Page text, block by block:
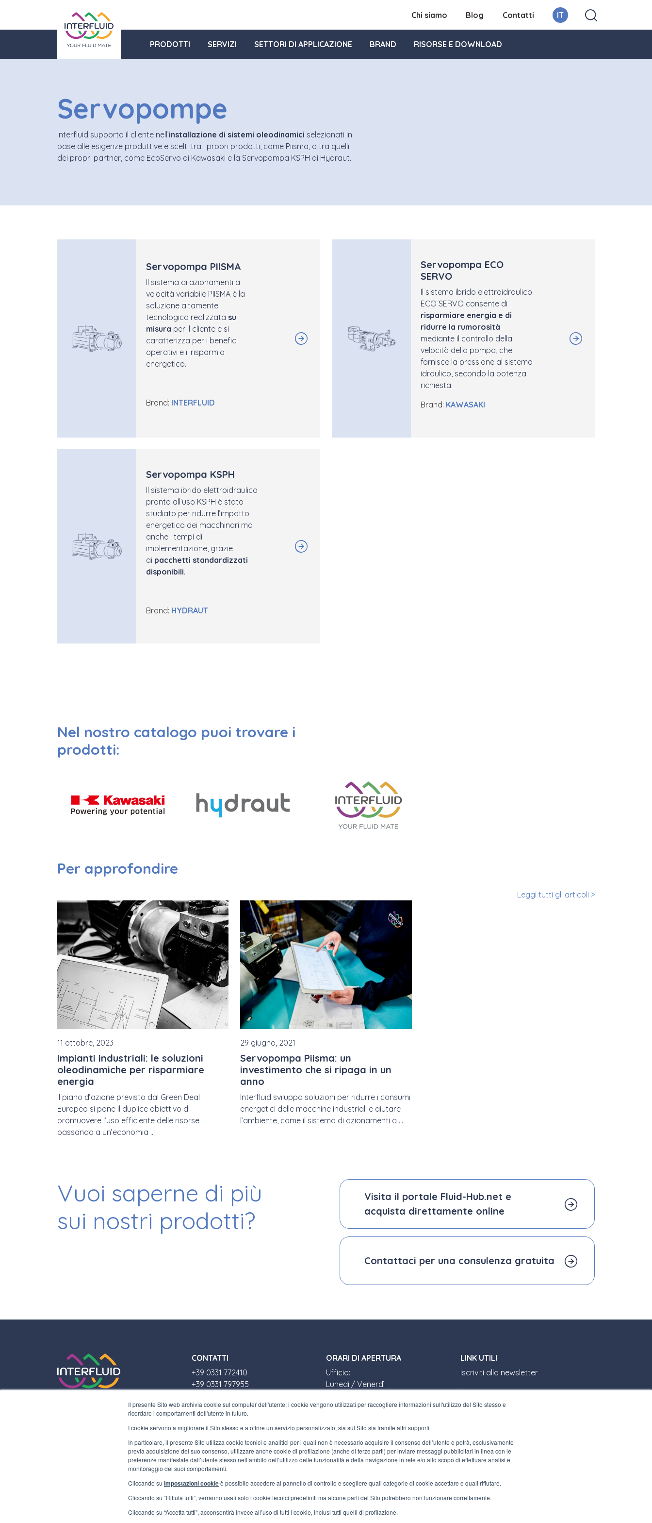
Il presente Sito web archivia cookie sul computer dell'utente; i cookie vengono utilizzati per raccogliere informazioni sull'utilizzo del Sito stesso e
ricordare i comportamenti dell'utente in futuro.
I cookie servono a migliorare il Sito stesso e a offrire un servizio personalizzato, sia sul Sito sia tramite altri supporti.
In particolare, il presente Sito utilizza cookie tecnici e analitici per i quali non è necessario acquisire il consenso dell’utente e potrà, esclusivamente
previa acquisizione del suo consenso, utilizzare anche cookie di profilazione (anche di terze parti) per inviare messaggi pubblicitari in linea con le
preferenze manifestate dall’utente stesso nell’ambito dell’utilizzo delle funzionalità e della navigazione in rete e/o allo scopo di effettuare analisi e
monitoraggio dei suoi comportamenti.
Cliccando su Impostazioni cookieè possibile accedere al pannello di controllo e scegliere quali categorie di cookie accettare e quali rifiutare.
Cliccando su “Rifiuta tutti”, verranno usati solo i cookie tecnici predefiniti ma alcune parti del Sito potrebbero non funzionare correttamente.
Cliccando su “Accetta tutti”, acconsentirà invece all’uso di tutti i cookie, inclusi tutti quelli di profilazione.
Chi siamo Blog Contatti IT
PRODOTTI SERVIZI SETTORI DI APPLICAZIONE BRAND RISORSE E DOWNLOAD
Servopompe
Interfluid supporta il cliente nell’installazione di sistemi oleodinamici selezionati in
base alle esigenze produttive e scelti tra i propri prodotti, come Piisma, o tra quelli
dei propri partner, come EcoServo di Kawasaki e la Servopompa KSPH di Hydraut.
Servopompa PIISMA
Il sistema di azionamenti a
velocità variabile PIISMA è la
soluzione altamente
tecnologica realizzata su
misura per il cliente e si
caratterizza per i benefici
operativi e il risparmio
energetico.
Brand: INTERFLUID
Servopompa ECO
SERVO
Il sistema ibrido elettroidraulico
ECO SERVO consente di
risparmiare energia e di
ridurre la rumorosità
mediante il controllo della
velocità della pompa, che
fornisce la pressione al sistema
idraulico, secondo la potenza
richiesta.
Brand: KAWASAKI
Servopompa KSPH
Il sistema ibrido elettroidraulico
pronto all’uso KSPH è stato
studiato per ridurre l’impatto
energetico dei macchinari ma
anche i tempi di
implementazione, grazie
ai pacchetti standardizzati
disponibili.
Brand: HYDRAUT
Nel nostro catalogo puoi trovare i
prodotti:
Per approfondire
Leggi tutti gli articoli >
11 ottobre, 2023
Impianti industriali: le soluzioni
oleodinamiche per risparmiare
energia
Il piano d’azione previsto dal Green Deal
Europeo si pone il duplice obiettivo di
promuovere l’uso efficiente delle risorse
passando a un’economia ...
29 giugno, 2021
Servopompa Piisma: un
investimento che si ripaga in un
anno
Interfluid sviluppa soluzioni per ridurre i consumi
energetici delle macchine industriali e aiutare
l’ambiente, come il sistema di azionamenti a ...
Vuoi saperne di più
sui nostri prodotti?
Visita il portale Fluid-Hub.net e
acquista direttamente online
Contattaci per una consulenza gratuita
CONTATTI
+39 0331 772410
+39 0331 797955
DOVE SIAMO
Via Lazzaretto, 10/F
Gallarate (VA) ITALY
P.IVA 00730100120
ORARI DI APERTURA
Ufficio:
Lunedì / Venerdì
Negozio:
8:30-12:00 a.m. - 1:30-5:00 p.m.
LINK UTILI
Iscriviti alla newsletter
Lavora con noi
RIMANI AGGIORNATO
SEGUICI SU